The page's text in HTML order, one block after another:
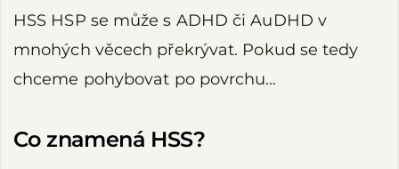
HSS HSP se může s ADHD či AuDHD v
mnohých věcech překrývat. Pokud se tedy
chceme pohybovat po povrchu…
Co znamená HSS?